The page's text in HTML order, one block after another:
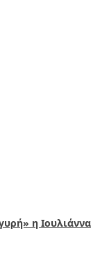
η Ιουλιάννα